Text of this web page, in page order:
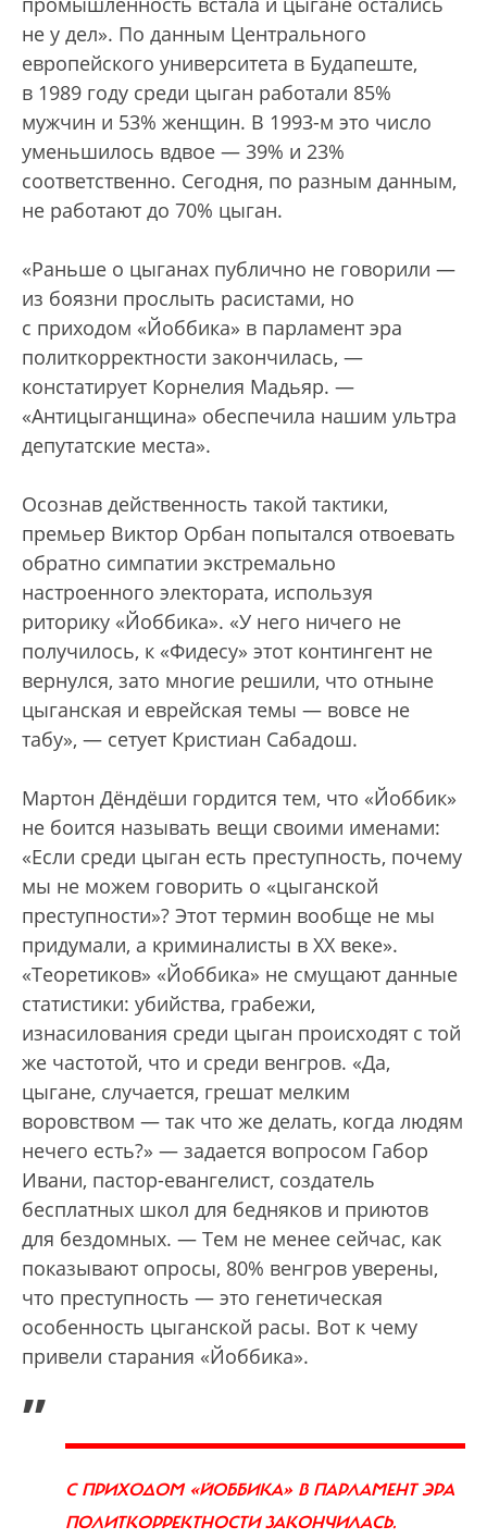
не у дел». По данным Центрального
европейского университета в Будапеште,
в 1989 году среди цыган работали 85%
мужчин и 53% женщин. В 1993-м это число
уменьшилось вдвое — 39% и 23%
соответственно. Сегодня, по разным данным,
не работают до 70% цыган.
«Раньше о цыганах публично не говорили —
из боязни прослыть расистами, но
с приходом «Йоббика» в парламент эра
политкорректности закончилась, —
констатирует Корнелия Мадьяр. —
«Антицыганщина» обеспечила нашим ультра
депутатские места».
Осознав действенность такой тактики,
премьер Виктор Орбан попытался отвоевать
обратно симпатии экстремально
настроенного электората, используя
риторику «Йоббика». «У него ничего не
получилось, к «Фидесу» этот контингент не
вернулся, зато многие решили, что отныне
цыганская и еврейская темы — вовсе не
табу», — сетует Кристиан Сабадош.
Мартон Дёндёши гордится тем, что «Йоббик»
не боится называть вещи своими именами:
«Если среди цыган есть преступность, почему
мы не можем говорить о «цыганской
преступности»? Этот термин вообще не мы
придумали, а криминалисты в XX веке».
«Теоретиков» «Йоббика» не смущают данные
статистики: убийства, грабежи,
изнасилования среди цыган происходят с той
же частотой, что и среди венгров. «Да,
цыгане, случается, грешат мелким
воровством — так что же делать, когда людям
нечего есть?» — задается вопросом Габор
Ивани, пастор-евангелист, создатель
бесплатных школ для бедняков и приютов
для бездомных. — Тем не менее сейчас, как
показывают опросы, 80% венгров уверены,
что преступность — это генетическая
особенность цыганской расы. Вот к чему
привели старания «Йоббика».
„
С ПРИХОДОМ «ЙОББИКА» В ПАРЛАМЕНТ ЭРА
ПОЛИТКОРРЕКТНОСТИ ЗАКОНЧИЛАСЬ.